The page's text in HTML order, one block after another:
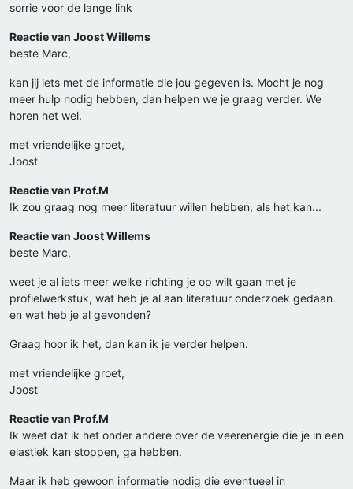
sorrie voor de lange link
Reactie van Joost Willems
beste Marc,
kan jij iets met de informatie die jou gegeven is. Mocht je nog
meer hulp nodig hebben, dan helpen we je graag verder. We
horen het wel.
met vriendelijke groet,
Joost
Reactie van Prof.M
Ik zou graag nog meer literatuur willen hebben, als het kan...
Reactie van Joost Willems
beste Marc,
weet je al iets meer welke richting je op wilt gaan met je
profielwerkstuk, wat heb je al aan literatuur onderzoek gedaan
en wat heb je al gevonden?
Graag hoor ik het, dan kan ik je verder helpen.
met vriendelijke groet,
Joost
Reactie van Prof.M
Ik weet dat ik het onder andere over de veerenergie die je in een
elastiek kan stoppen, ga hebben.
Maar ik heb gewoon informatie nodig die eventueel in